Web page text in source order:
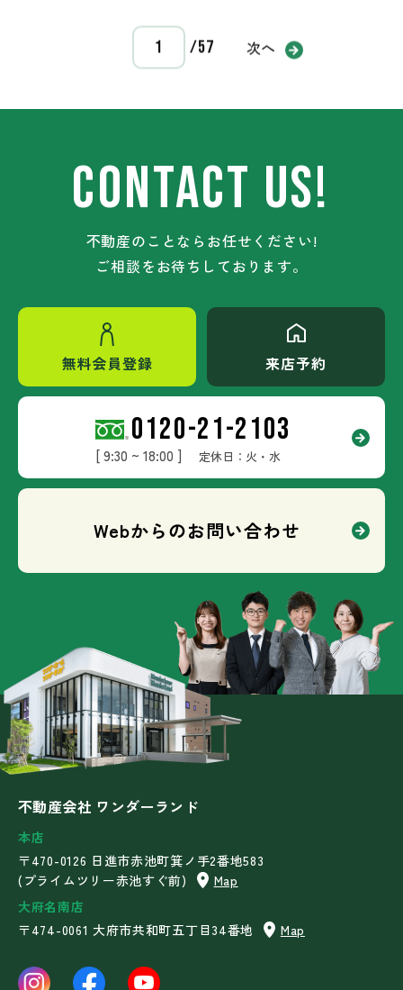
/57 次へ
CONTACT US!
不動産のことならお任せください!
ご相談をお待ちしております。
無料会員登録 来店予約
0120-21-2103
[ 9:30 ~ 18:00 ] 定休日：火・水
Webからのお問い合わせ
不動産会社 ワンダーランド
本店
〒470-0126 日進市赤池町箕ノ手2番地583
(プライムツリー赤池すぐ前)
Map
大府名南店
〒474-0061 大府市共和町五丁目34番地
Map